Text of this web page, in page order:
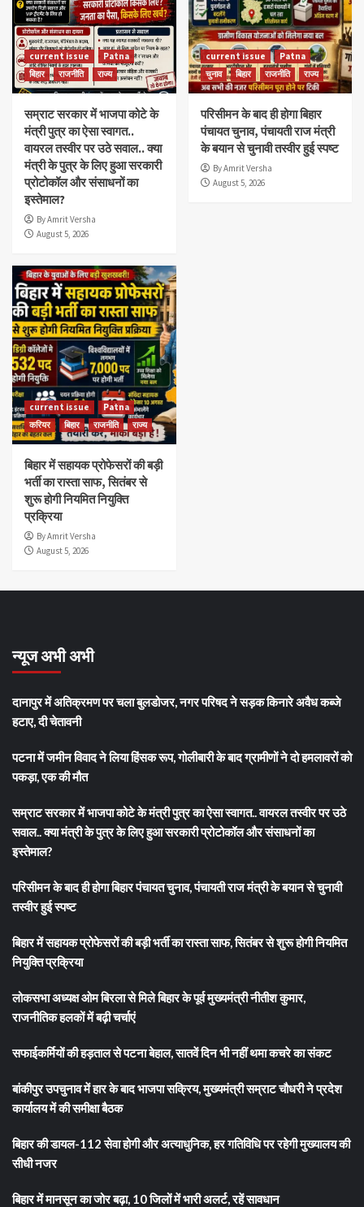
current issue
Patna
बिहार
राजनीति राज्य
सम्राट सरकार में भाजपा कोटे के
मंत्री पुत्र का ऐसा स्वागत..
वायरल तस्वीर पर उठे सवाल.. क्या
मंत्री के पुत्र के लिए हुआ सरकारी
प्रोटोकॉल और संसाधनों का
इस्तेमाल?
By Amrit Versha
August 5, 2026
current issue
Patna
चुनाव
बिहार राजनीति राज्य
परिसीमन के बाद ही होगा बिहार
पंचायत चुनाव, पंचायती राज मंत्री
के बयान से चुनावी तस्वीर हुई स्पष्ट
By Amrit Versha
August 5, 2026
current issue
Patna
करियर
बिहार राजनीति राज्य
बिहार में सहायक प्रोफेसरों की बड़ी
भर्ती का रास्ता साफ, सितंबर से
शुरू होगी नियमित नियुक्ति
प्रक्रिया
By Amrit Versha
August 5, 2026
न्यूज अभी अभी
दानापुर में अतिक्रमण पर चला बुलडोजर, नगर परिषद ने सड़क किनारे अवैध कब्जे
हटाए, दी चेतावनी
पटना में जमीन विवाद ने लिया हिंसक रूप, गोलीबारी के बाद ग्रामीणों ने दो हमलावरों को
पकड़ा, एक की मौत
सम्राट सरकार में भाजपा कोटे के मंत्री पुत्र का ऐसा स्वागत.. वायरल तस्वीर पर उठे
सवाल.. क्या मंत्री के पुत्र के लिए हुआ सरकारी प्रोटोकॉल और संसाधनों का
इस्तेमाल?
परिसीमन के बाद ही होगा बिहार पंचायत चुनाव, पंचायती राज मंत्री के बयान से चुनावी
तस्वीर हुई स्पष्ट
बिहार में सहायक प्रोफेसरों की बड़ी भर्ती का रास्ता साफ, सितंबर से शुरू होगी नियमित
नियुक्ति प्रक्रिया
लोकसभा अध्यक्ष ओम बिरला से मिले बिहार के पूर्व मुख्यमंत्री नीतीश कुमार,
राजनीतिक हलकों में बढ़ी चर्चाएं
सफाईकर्मियों की हड़ताल से पटना बेहाल, सातवें दिन भी नहीं थमा कचरे का संकट
बांकीपुर उपचुनाव में हार के बाद भाजपा सक्रिय, मुख्यमंत्री सम्राट चौधरी ने प्रदेश
कार्यालय में की समीक्षा बैठक
बिहार की डायल-112 सेवा होगी और अत्याधुनिक, हर गतिविधि पर रहेगी मुख्यालय की
सीधी नजर
बिहार में मानसून का जोर बढ़ा, 10 जिलों में भारी अलर्ट, रहें सावधान